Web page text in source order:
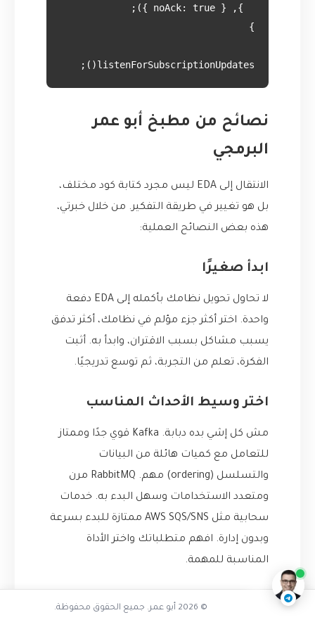
listenForSubscriptionUpdates();
نصائح من مطبخ أبو عمر
البرمجي
الانتقال إلى EDA ليس مجرد كتابة كود مختلف،
بل هو تغيير في طريقة التفكير. من خلال خبرتي،
هذه بعض النصائح العملية:
ابدأ صغيرًا
لا تحاول تحويل نظامك بأكمله إلى EDA دفعة
واحدة. اختر أكثر جزء مؤلم في نظامك، أكثر تدفق
يسبب مشاكل بسبب الاقتران، وابدأ به. أثبت
الفكرة، تعلم من التجربة، ثم توسع تدريجيًا.
اختر وسيط الأحداث المناسب
مش كل إشي بده دبابة. Kafka قوي جدًا وممتاز
للتعامل مع كميات هائلة من البيانات
والتسلسل (ordering) مهم. RabbitMQ مرن
ومتعدد الاستخدامات وسهل البدء به. خدمات
سحابية مثل AWS SQS/SNS ممتازة للبدء بسرعة
وبدون إدارة. افهم متطلباتك واختر الأداة
المناسبة للمهمة.
تقبل “الاتساق النهائي” (Eventual
تفاعل مع الذكاء الاصطناعي
ناقشنا على تليجرام @AbuOmarTech_bot
© 2026 أبو عمر. جميع الحقوق محفوظة.